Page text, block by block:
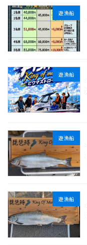
遊漁船
遊漁船
遊漁船
遊漁船